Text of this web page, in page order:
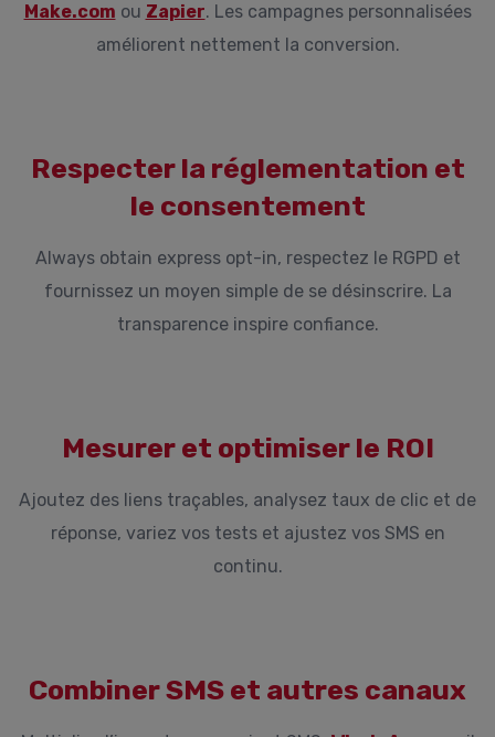
Make.com ou Zapier. Les campagnes personnalisées
améliorent nettement la conversion.
Respecter la réglementation et
le consentement
Always obtain express opt-in, respectez le RGPD et
fournissez un moyen simple de se désinscrire. La
transparence inspire confiance.
Mesurer et optimiser le ROI
Ajoutez des liens traçables, analysez taux de clic et de
réponse, variez vos tests et ajustez vos SMS en
continu.
Combiner SMS et autres canaux